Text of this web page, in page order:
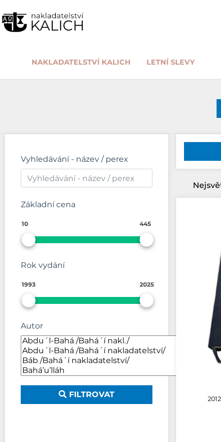
NAKLADATELSTVÍ KALICH LETNÍ SLEVY
Vyhledávání - název / perex
Základní cena
10 445
Rok vydání
1993 2025
Autor
FILTROVAT